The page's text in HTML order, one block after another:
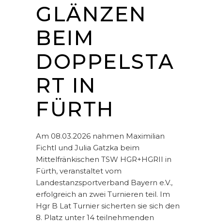
GLÄNZEN
BEIM
DOPPELSTA
RT IN
FÜRTH
Am 08.03.2026 nahmen Maximilian
Fichtl und Julia Gatzka beim
Mittelfränkischen TSW HGR+HGRII in
Fürth, veranstaltet vom
Landestanzsportverband Bayern e.V.,
erfolgreich an zwei Turnieren teil. Im
Hgr B Lat Turnier sicherten sie sich den
8. Platz unter 14 teilnehmenden